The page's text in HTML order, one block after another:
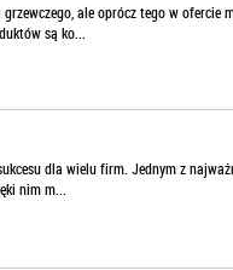
ale oprócz tego w ofercie
są ko...
dla wielu firm. Jednym z
nim m...